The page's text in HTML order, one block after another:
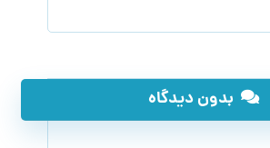
بدون دیدگاه